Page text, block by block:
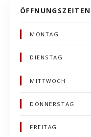
ÖFFNUNGSZEITEN
MONTAG
DIENSTAG
MITTWOCH
DONNERSTAG
FREITAG